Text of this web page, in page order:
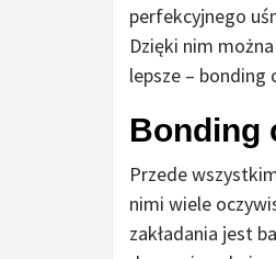
perfekcyjnego
Dzięki nim
lepsze – bonding
Bonding
Przede
nimi wiele
zakładania jest